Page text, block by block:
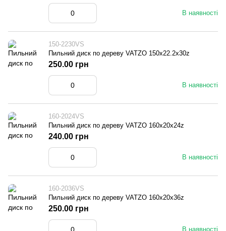
В наявності
150-2230VS
Пильний диск по дереву VATZO 150x22.2x30z
В наявності
250.00 грн
160-2024VS
Пильний диск по дереву VATZO 160x20x24z
В наявності
240.00 грн
160-2036VS
Пильний диск по дереву VATZO 160x20x36z
В наявності
250.00 грн